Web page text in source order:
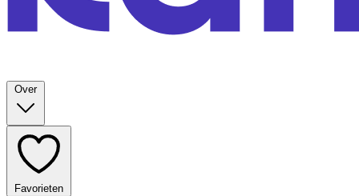
Over
Favorieten